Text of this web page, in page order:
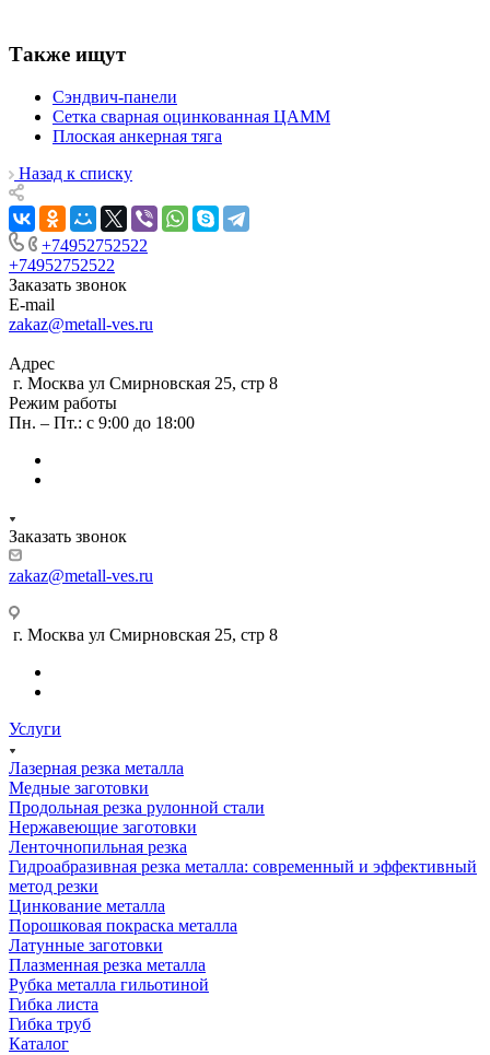
Также ищут
Сэндвич-панели
Сетка сварная оцинкованная ЦАММ
Плоская анкерная тяга
Назад к списку
+74952752522
+74952752522
Заказать звонок
E-mail
zakaz@metall-ves.ru
Адрес
г. Москва ул Смирновская 25, стр 8
Режим работы
Пн. – Пт.: с 9:00 до 18:00
Заказать звонок
zakaz@metall-ves.ru
г. Москва ул Смирновская 25, стр 8
Услуги
Лазерная резка металла
Медные заготовки
Продольная резка рулонной стали
Нержавеющие заготовки
Ленточнопильная резка
Гидроабразивная резка металла: современный и эффективный
метод резки
Цинкование металла
Порошковая покраска металла
Латунные заготовки
Плазменная резка металла
Рубка металла гильотиной
Гибка листа
Гибка труб
Каталог